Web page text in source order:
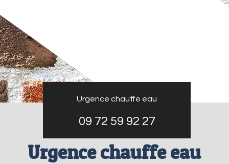
Urgence chauffe eau
09 72 59 92 27
Urgence chauffe eau